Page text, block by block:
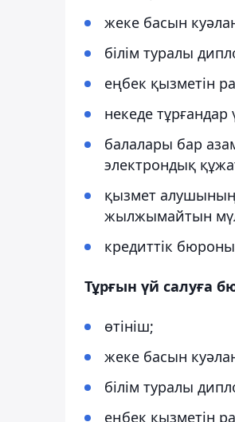
жеке басын
білім туралы
еңбек қызметін
некеде
балалары бар
электрондық
қызмет
жылжымайтын
кредиттік
Тұрғын үй салуға
өтініш;
жеке басын
білім туралы
еңбек қызметін